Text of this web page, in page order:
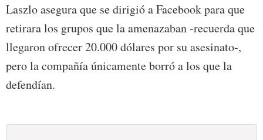
Laszlo asegura que se dirigió a Facebook para que
retirara los grupos que la amenazaban -recuerda que
llegaron ofrecer 20.000 dólares por su asesinato-,
pero la compañía únicamente borró a los que la
defendían.